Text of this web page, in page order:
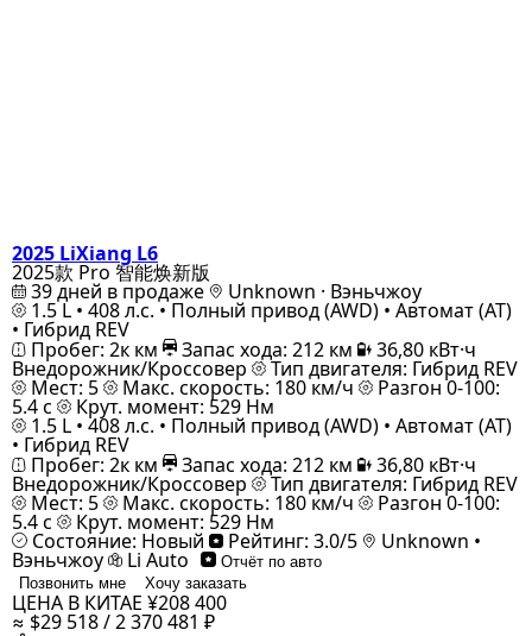
2025 LiXiang L6
2025款 Pro 智能焕新版
39 дней в продаже Unknown · Вэньчжоу
1.5 L • 408 л.с. • Полный привод (AWD) • Автомат (AT)
• Гибрид REV
Пробег: 2к км Запас хода: 212 км 36,80 кВт·ч
Внедорожник/Кроссовер Тип двигателя: Гибрид REV
Мест: 5 Макс. скорость: 180 км/ч Разгон 0-100:
5.4 с Крут. момент: 529 Нм
1.5 L • 408 л.с. • Полный привод (AWD) • Автомат (AT)
• Гибрид REV
Пробег: 2к км Запас хода: 212 км 36,80 кВт·ч
Внедорожник/Кроссовер Тип двигателя: Гибрид REV
Мест: 5 Макс. скорость: 180 км/ч Разгон 0-100:
5.4 с Крут. момент: 529 Нм
Состояние: Новый Рейтинг: 3.0/5 Unknown •
Вэньчжоу Li Auto
Отчёт по авто
Позвонить мне
Хочу заказать
ЦЕНА В КИТАЕ ¥208 400
≈ $29 518 / 2 370 481 ₽